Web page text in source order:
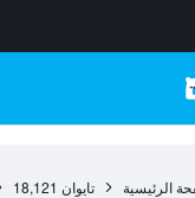
الرئيسية تايوان 18,121